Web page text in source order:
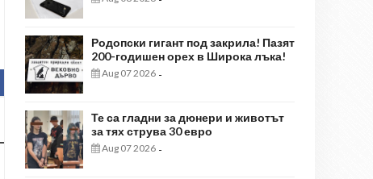
Родопски гигант под закрила! Пазят
200-годишен орех в Широка лъка!
Aug 07 2026 -
Те са гладни за дюнери и животът
за тях струва 30 евро
Aug 07 2026 -